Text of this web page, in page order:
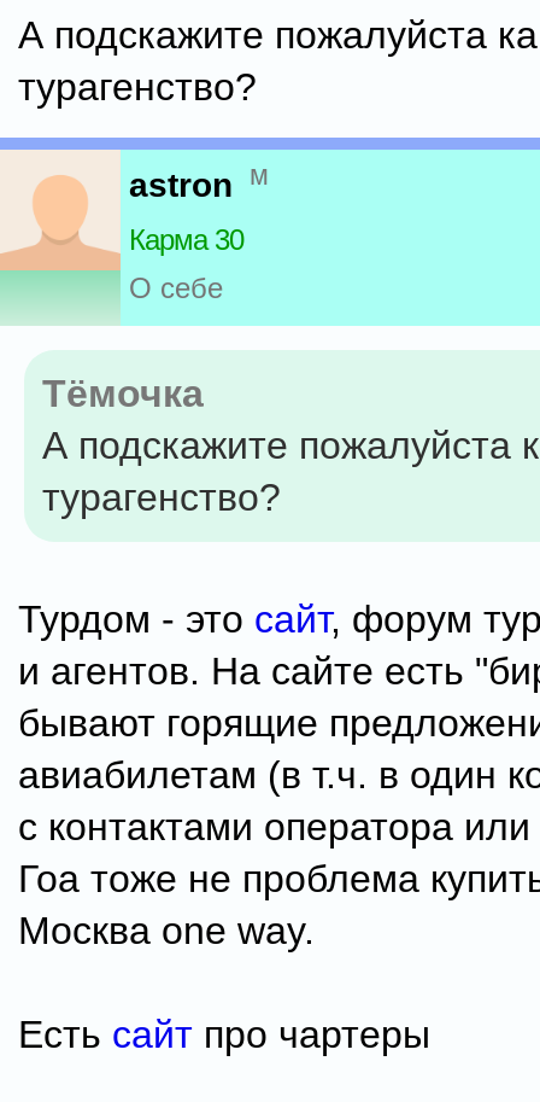
А подскажите пожалуйста
турагенство?
astron м
Карма 30
О себе
Тёмочка
А подскажите пожалуйста
турагенство?
Турдом - это сайт, форум
и агентов. На сайте есть
бывают горящие
авиабилетам (в т.ч. в один
с контактами оператора или
Гоа тоже не проблема
Москва one way.
Есть сайт про чартеры